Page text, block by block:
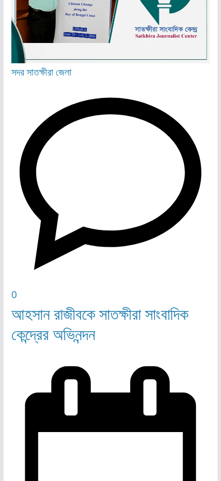
সদরসাতক্ষীরা জেলা
0
আহসান রাজীবকে সাতক্ষীরা সাংবাদিক
কেন্দ্রের অভিনন্দন